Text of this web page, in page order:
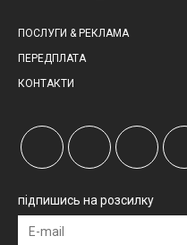
ПОСЛУГИ & РЕКЛАМА
ПЕРЕДПЛАТА
КОНТАКТИ
підпишись на розсилку